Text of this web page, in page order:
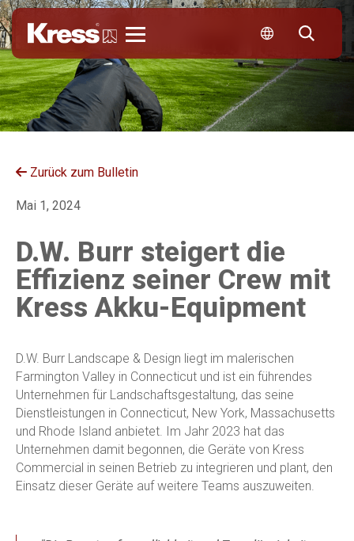
Zurück zum Bulletin
Mai 1, 2024
D.W. Burr steigert die
Effizienz seiner Crew mit
Kress Akku-Equipment
D.W. Burr Landscape & Design liegt im malerischen
Farmington Valley in Connecticut und ist ein führendes
Unternehmen für Landschaftsgestaltung, das seine
Dienstleistungen in Connecticut, New York, Massachusetts
und Rhode Island anbietet. Im Jahr 2023 hat das
Unternehmen damit begonnen, die Geräte von Kress
Commercial in seinen Betrieb zu integrieren und plant, den
Einsatz dieser Geräte auf weitere Teams auszuweiten.